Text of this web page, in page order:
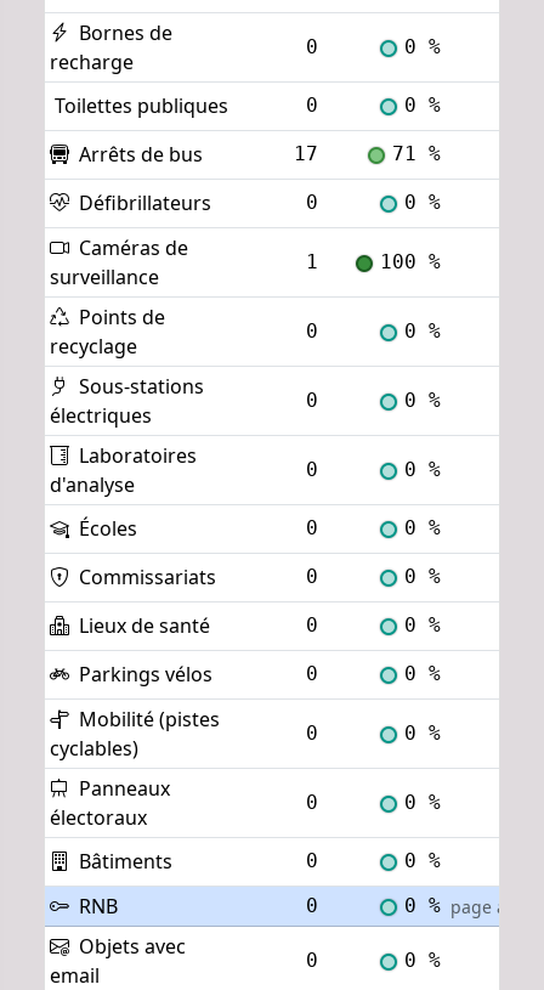
Bornes de
recharge
0 0 %
Toilettes publiques 0 0 %
Arrêts de bus 17 71 %
Défibrillateurs 0 0 %
Caméras de
surveillance
1 100 %
Points de
recyclage
0 0 %
Sous-stations
électriques
0 0 %
Laboratoires
d'analyse
0 0 %
Écoles 0 0 %
Commissariats 0 0 %
Lieux de santé 0 0 %
Parkings vélos 0 0 %
Mobilité (pistes
cyclables)
0 0 %
Panneaux
électoraux
0 0 %
Bâtiments 0 0 %
RNB 0 0 % page
Objets avec
email
0 0 %